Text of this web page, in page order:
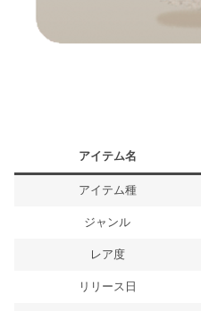
アイテム名
アイテム種
ジャンル
レア度
リリース日